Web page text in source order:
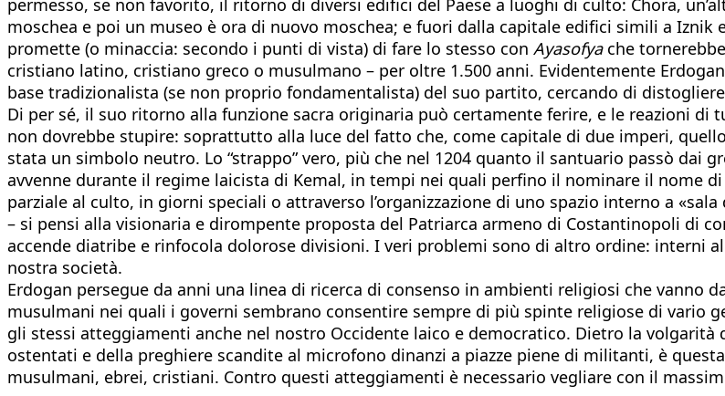
permesso, se non favorito, il ritorno di diversi edifici del Paese a luoghi di culto: Chora,
moschea e poi un museo è ora di nuovo moschea; e fuori dalla capitale edifici simili a Iznik
promette (o minaccia: secondo i punti di vista) di fare lo stesso con Ayasofyache
cristiano latino, cristiano greco o musulmano – per oltre 1.500 anni. Evidentemente
base tradizionalista (se non proprio fondamentalista) del suo partito, cercando di
Di per sé, il suo ritorno alla funzione sacra originaria può certamente ferire, e le reazioni
non dovrebbe stupire: soprattutto alla luce del fatto che, come capitale di due imperi,
stata un simbolo neutro. Lo “strappo” vero, più che nel 1204 quanto il santuario passò dai
avvenne durante il regime laicista di Kemal, in tempi nei quali perfino il nominare il nome
parziale al culto, in giorni speciali o attraverso l’organizzazione di uno spazio interno a
– si pensi alla visionaria e dirompente proposta del Patriarca armeno di Costantinopoli di
accende diatribe e rinfocola dolorose divisioni. I veri problemi sono di altro ordine: interni
nostra società.
Erdogan persegue da anni una linea di ricerca di consenso in ambienti religiosi che vanno
musulmani nei quali i governi sembrano consentire sempre di più spinte religiose di vario
gli stessi atteggiamenti anche nel nostro Occidente laico e democratico. Dietro la
ostentati e della preghiere scandite al microfono dinanzi a piazze piene di militanti, è
musulmani, ebrei, cristiani. Contro questi atteggiamenti è necessario vegliare con il